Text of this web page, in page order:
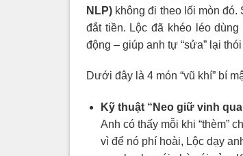
NLP) không đi theo lối mòn
đắt tiền. Lộc đã khéo léo dùng
động – giúp anh tự “sửa” lại
Dưới đây là 4 món “vũ khí” bí
Kỹ thuật “Neo giữ vinh
Anh có thấy mỗi khi “thèm”
vì để nó phí hoài, Lộc dạy